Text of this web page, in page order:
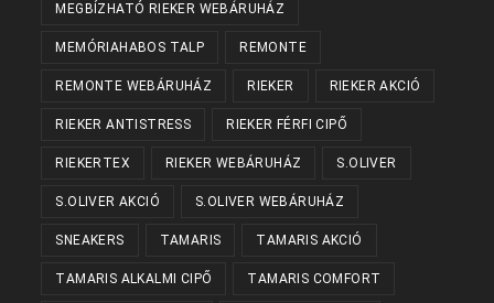
MEGBÍZHATÓ RIEKER WEBÁRUHÁZ
MEMÓRIAHABOS TALP REMONTE
REMONTE WEBÁRUHÁZ RIEKER RIEKER AKCIÓ
RIEKER ANTISTRESS RIEKER FÉRFI CIPŐ
RIEKERTEX RIEKER WEBÁRUHÁZ S.OLIVER
S.OLIVER AKCIÓ S.OLIVER WEBÁRUHÁZ
SNEAKERS TAMARIS TAMARIS AKCIÓ
TAMARIS ALKALMI CIPŐ TAMARIS COMFORT